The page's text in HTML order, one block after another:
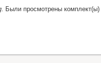
. Были просмотрены комплект(ы)